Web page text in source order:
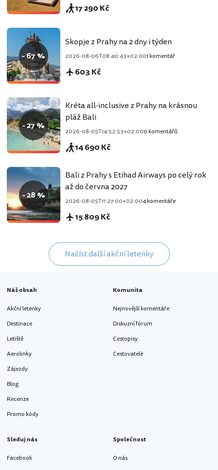
17 290 Kč
- 67 %
Skopje z Prahy na 2 dny i týden
2026-08-06T08:40:43+02:001 komentář
603 Kč
- 27 %
Kréta all-inclusive z Prahy na krásnou
pláž Bali
2026-08-05T14:52:53+02:000 komentářů
14 690 Kč
- 28 %
Bali z Prahy s Etihad Airways po celý rok
až do června 2027
2026-08-05T11:27:00+02:004 komentáře
15 809 Kč
Načíst další akční letenky
Náš obsah
Akční letenky
Destinace
Letiště
Aerolinky
Zájezdy
Blog
Recenze
Promo kódy
Komunita
Nejnovější komentáře
Diskuzní fórum
Cestopisy
Cestovatelé
Sleduj nás
Facebook
Společnost
O nás